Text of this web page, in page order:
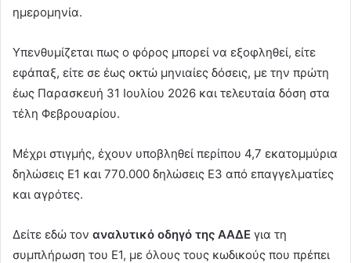
a
ημερομηνία.
Υπενθυμίζεται πως ο φόρος μπορεί να εξοφληθεί, είτε
εφάπαξ, είτε σε έως οκτώ μηνιαίες δόσεις, με την πρώτη
έως Παρασκευή 31 Ιουλίου 2026 και τελευταία δόση στα
τέλη Φεβρουαρίου.
Μέχρι στιγμής, έχουν υποβληθεί περίπου 4,7 εκατομμύρια
δηλώσεις Ε1 και 770.000 δηλώσεις Ε3 από επαγγελματίες
και αγρότες.
Δείτε εδώ τον αναλυτικό οδηγό της ΑΑΔΕ για τη
συμπλήρωση του Ε1, με όλους τους κωδικούς που πρέπει